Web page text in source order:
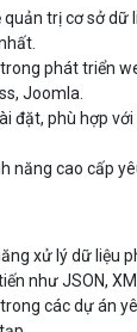
trị cơ sở dữ
phát triển
Joomla.
đặt, phù hợp
năng cao cấp
xử lý dữ liệu
như JSON,
các dự án